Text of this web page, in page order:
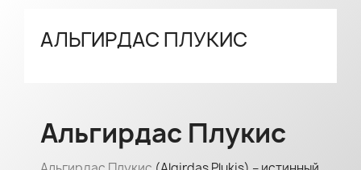
АЛЬГИРДАС ПЛУКИС
Альгирдас Плукис